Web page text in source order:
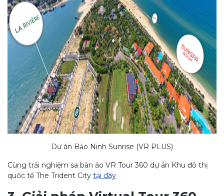
Dự án Bảo Ninh Sunrise (VR PLUS)
Cùng trải nghiệm sa bàn ảo VR Tour 360 dự án Khu đô thị
quốc tế The Trident City tại đây